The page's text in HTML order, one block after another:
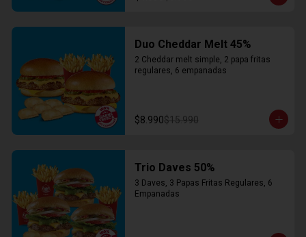
Duo Cheddar Melt 45%
2 Cheddar melt simple, 2 papa fritas
regulares, 6 empanadas
$8.990$15.990
Trio Daves 50%
3 Daves, 3 Papas Fritas Regulares, 6
Empanadas